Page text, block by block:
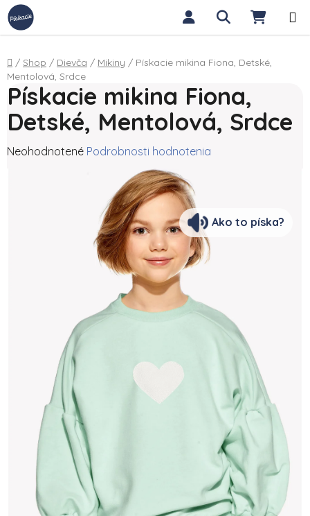
Prejsť na obsah Hľadať
Domov
/ Shop / Dievča / Mikiny / Pískacie mikina Fiona, Detské,
Mentolová, Srdce
Pískacie mikina Fiona,
Detské, Mentolová, Srdce
Priemerné hodnotenie produktu je 0,0 z 5 hviezdičiek.
Neohodnotené Podrobnosti hodnotenia
Ako to píska?